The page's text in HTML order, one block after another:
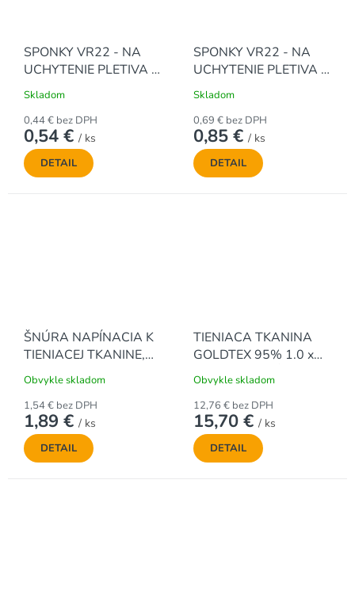
SPONKY VR22 - NA
UCHYTENIE PLETIVA -
POZINKOVANÉ (50 ks /
Skladom
0,44 € bez DPH
0,54 € / ks
DETAIL
SPONKY VR22 - NA
UCHYTENIE PLETIVA -
ZELENÉ (50 ks / bal.)
Skladom
0,69 € bez DPH
0,85 € / ks
DETAIL
ŠNÚRA NAPÍNACIA K
TIENIACEJ TKANINE,
124 m
Obvykle skladom
1,54 € bez DPH
1,89 € / ks
DETAIL
TIENIACA TKANINA
GOLDTEX 95% 1.0 x
10 m - ZELENÁ
Obvykle skladom
12,76 € bez DPH
15,70 € / ks
DETAIL